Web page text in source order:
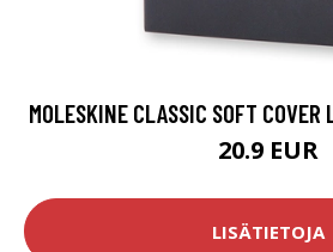
MOLESKINE CLASSIC SOFT COVER
20.9 EUR
LISÄTIETOJA